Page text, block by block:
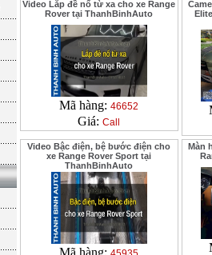
Video Lắp đề nổ từ xa cho xe Range
Rover tại ThanhBinhAuto
Mã hàng:46652
Giá:Call
Video Bậc điện, bệ bước điện cho
xe Range Rover Sport tại
ThanhBinhAuto
Mã hàng:
Màn